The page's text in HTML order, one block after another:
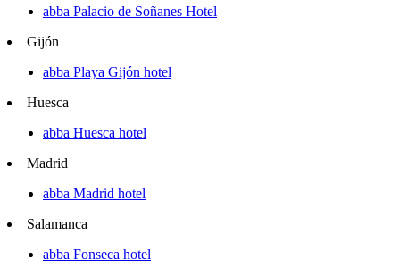
abba Palacio de Soñanes Hotel
Gijón
abba Playa Gijón hotel
Huesca
abba Huesca hotel
Madrid
abba Madrid hotel
Salamanca
abba Fonseca hotel